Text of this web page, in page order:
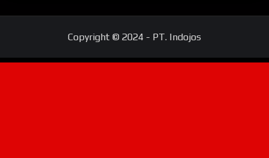
Copyright © 2024 - PT. Indojos